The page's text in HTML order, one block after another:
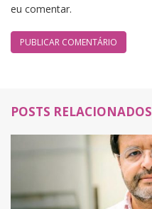
eu comentar.
POSTS RELACIONADOS